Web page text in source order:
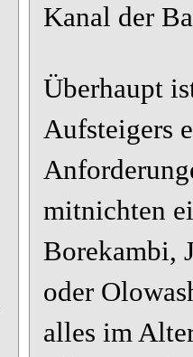
Kanal der
Überhaupt
Aufsteigers
mitnichten
Borekambi,
oder
alles im